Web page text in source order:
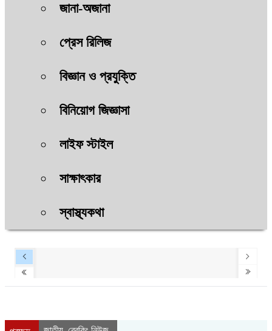
জানা-অজানা
প্রেস রিলিজ
বিজ্ঞান ও প্রযুক্তি
বিনিয়োগ জিজ্ঞাসা
লাইফ স্টাইল
সাক্ষাৎকার
স্বাস্থ্যকথা